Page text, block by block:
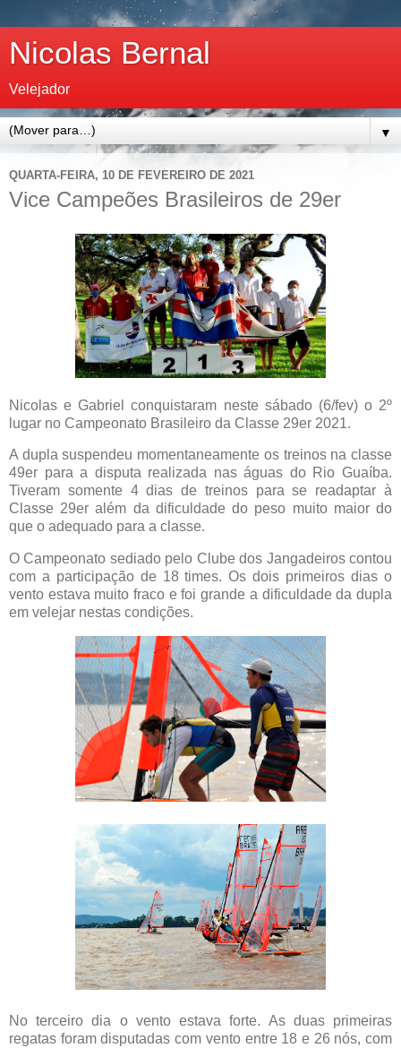
Nicolas Bernal
Velejador
▼
QUARTA-FEIRA, 10 DE FEVEREIRO DE 2021
Vice Campeões Brasileiros de 29er
Nicolas e Gabriel conquistaram neste sábado (6/fev) o 2º
lugar no Campeonato Brasileiro da Classe 29er 2021.
A dupla suspendeu momentaneamente os treinos na classe
49er para a disputa realizada nas águas do Rio Guaíba.
Tiveram somente 4 dias de treinos para se readaptar à
Classe 29er além da dificuldade do peso muito maior do
que o adequado para a classe.
O Campeonato sediado pelo Clube dos Jangadeiros contou
com a participação de 18 times. Os dois primeiros dias o
vento estava muito fraco e foi grande a dificuldade da dupla
em velejar nestas condições.
No terceiro dia o vento estava forte. As duas primeiras
regatas foram disputadas com vento entre 18 e 26 nós, com